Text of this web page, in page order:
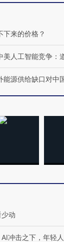
马航飞行员跨
粒摇头丸 尿检
毒品
博
产
【特别呈现】
下来的价格？
美人工智能竞争：
能源供给缺口对中
动
AI冲击之下，年轻